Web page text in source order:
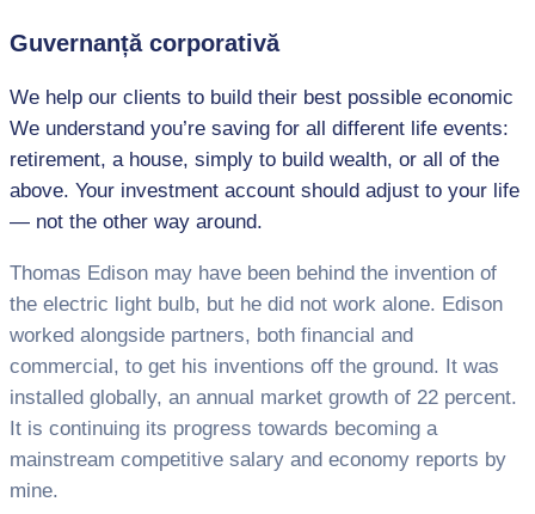
Guvernanță corporativă
We help our clients to build their best possible economic
We understand you’re saving for all different life events:
retirement, a house, simply to build wealth, or all of the
above. Your investment account should adjust to your life
— not the other way around.
Thomas Edison may have been behind the invention of
the electric light bulb, but he did not work alone. Edison
worked alongside partners, both financial and
commercial, to get his inventions off the ground. It was
installed globally, an annual market growth of 22 percent.
It is continuing its progress towards becoming a
mainstream competitive salary and economy reports by
mine.